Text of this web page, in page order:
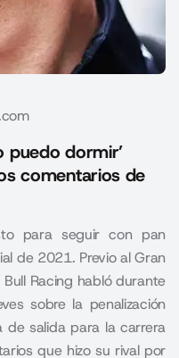
puedo dormir’
comentarios de
para seguir con pan
de 2021. Previo al Gran
Racing habló durante
sobre la penalización
de salida para la carrera
que hizo su rival por